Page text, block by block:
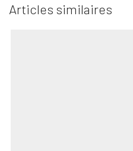
Articles similaires